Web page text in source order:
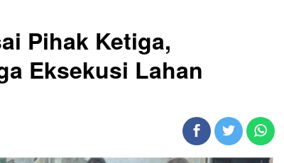
Pihak Ketiga,
Eksekusi Lahan